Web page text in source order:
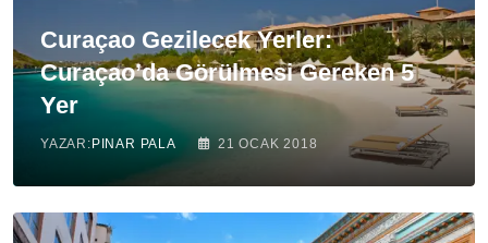
Curaçao Gezilecek Yerler:
Curaçao’da Görülmesi Gereken 5
Yer
YAZAR: PINAR PALA 21 OCAK 2018